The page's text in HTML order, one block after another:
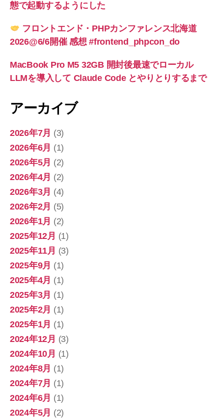
態で起動するようにした
フロントエンド・PHPカンファレンス北海道
2026@6/6開催 感想 #frontend_phpcon_do
MacBook Pro M5 32GB 開封後最速でローカル
LLMを導入して Claude Code とやりとりするまで
アーカイブ
2026年7月 (3)
2026年6月 (1)
2026年5月 (2)
2026年4月 (2)
2026年3月 (4)
2026年2月 (5)
2026年1月 (2)
2025年12月 (1)
2025年11月 (3)
2025年9月 (1)
2025年4月 (1)
2025年3月 (1)
2025年2月 (1)
2025年1月 (1)
2024年12月 (3)
2024年10月 (1)
2024年8月 (1)
2024年7月 (1)
2024年6月 (1)
2024年5月 (2)